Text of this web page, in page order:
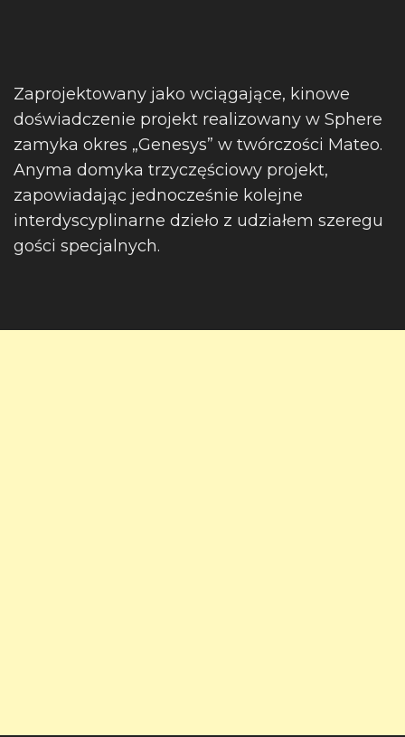
Zaprojektowany jako wciągające, kinowe
doświadczenie projekt realizowany w Sphere
zamyka okres „Genesys” w twórczości Mateo.
Anyma domyka trzyczęściowy projekt,
zapowiadając jednocześnie kolejne
interdyscyplinarne dzieło z udziałem szeregu
gości specjalnych.